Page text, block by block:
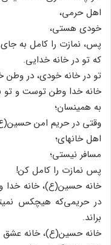
اهل حرمی،
خودی هستی،
پس، نمازت را کامل به جای
که تو در خانه خدایی.
تو در خانه خودی، در وطن
خانه خدا وطن توست و تو
به همین‏سان؛
وقتی در حریم امن
اهل خانه‏ای؛
مسافر نیستی؛
پس نمازت را کامل کن!
خانه حسین(ع)، خانه خدا
در حریمی‌که هیچ‏کس
براند.
خانه حسین(ع)، خانه